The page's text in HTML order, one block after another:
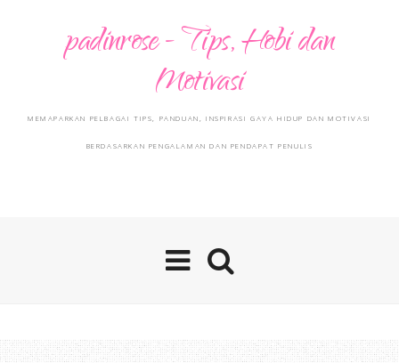
padinrose - Tips, Hobi dan
Motivasi
MEMAPARKAN PELBAGAI TIPS, PANDUAN, INSPIRASI GAYA HIDUP DAN MOTIVASI
BERDASARKAN PENGALAMAN DAN PENDAPAT PENULIS